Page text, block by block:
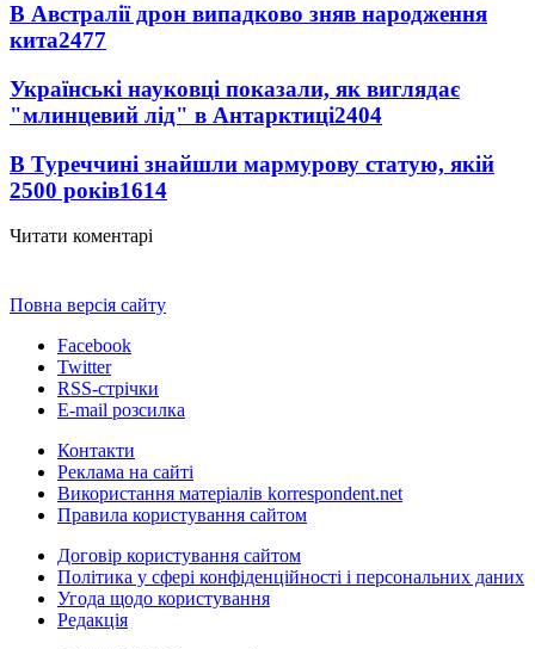
В Австралії дрон випадково зняв народження
кита2477
Українські науковці показали, як виглядає
"млинцевий лід" в Антарктиці2404
В Туреччині знайшли мармурову статую, якій
2500 років1614
Читати коментарі
Повна версія сайту
Facebook
Twitter
RSS-стрічки
E-mail розсилка
Контакти
Реклама на сайті
Використання матеріалів korrespondent.net
Правила користування сайтом
Договір користування сайтом
Політика у сфері конфіденційності і персональних даних
Угода щодо користування
Редакція